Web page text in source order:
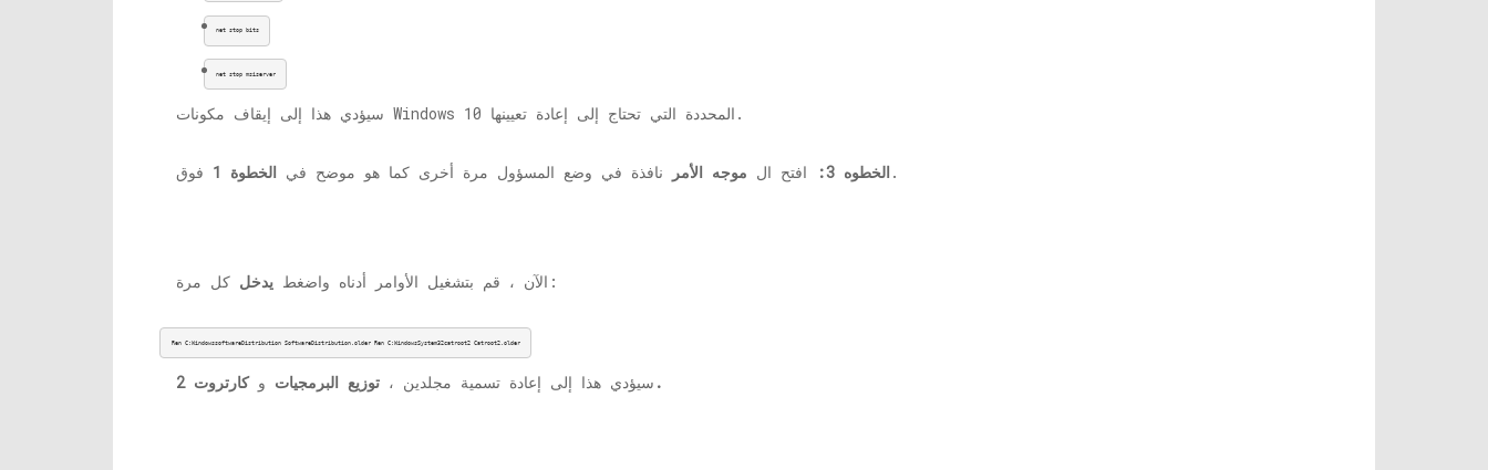
net stop bits
net stop msiserver
سيؤدي هذا إلى إيقاف مكونات Windows 10 المحددة التي تحتاج إلى إعادة تعيينها.
الخطوه 3: افتح ال موجه الأمر نافذة في وضع المسؤول مرة أخرى كما هو موضح في الخطوة 1 فوق.
الآن ، قم بتشغيل الأوامر أدناه واضغط يدخل كل مرة:
Ren C:WindowssoftwareDistribution SoftwareDistribution.older Ren C:WindowsSystem32catroot2 Catroot2.older
سيؤدي هذا إلى إعادة تسمية مجلدين ، توزيع البرمجيات و كارتروت 2.